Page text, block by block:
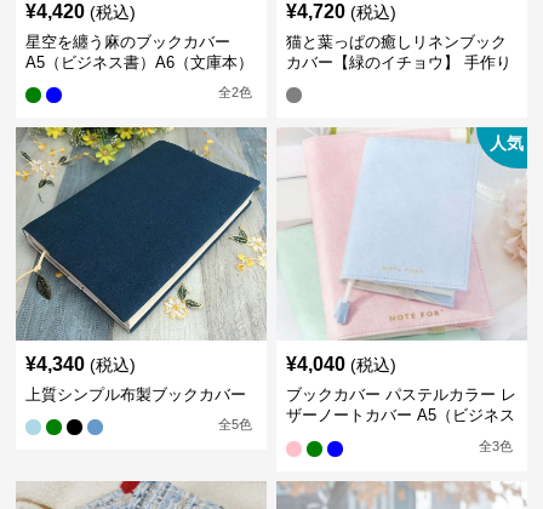
¥4,420 (税込)
星空を纏う麻のブックカバー
A5（ビジネス書）A6（文庫本）
全2色
¥4,720 (税込)
猫と葉っぱの癒しリネンブック
カバー【緑のイチョウ】 手作り
¥4,340 (税込)
上質シンプル布製ブックカバー
全5色
人気
¥4,040 (税込)
ブックカバー パステルカラー レ
ザーノートカバー A5（ビジネス
全3色